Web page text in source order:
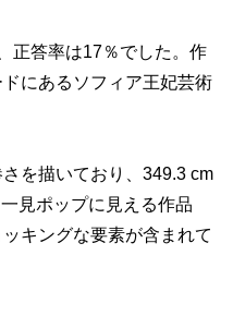
正答率は17％でした。作
にあるソフィア王妃芸術
を描いており、349.3 cm
見ポップに見える作品
キングな要素が含まれて